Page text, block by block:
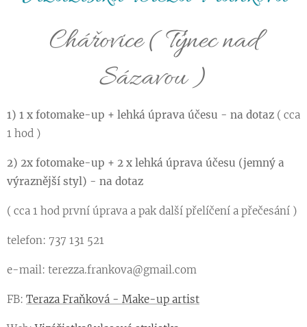
Chářovice ( Týnec nad
Sázavou )
1) 1 x fotomake-up + lehká úprava účesu - na dotaz ( cca
1 hod )
2) 2x fotomake-up + 2 x lehká úprava účesu (jemný a
výraznější styl) - na dotaz
( cca 1 hod první úprava a pak další přelíčení a přečesání )
telefon: 737 131 521
e-mail: terezza.frankova@gmail.com
FB: Teraza Fraňková - Make-up artist